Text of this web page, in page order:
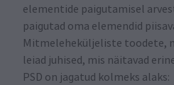
elementide paigutamisel
paigutad oma elemendid
Mitmeleheküljeliste toodete,
leiad juhised, mis näitavad
PSD on jagatud kolmeks alaks: